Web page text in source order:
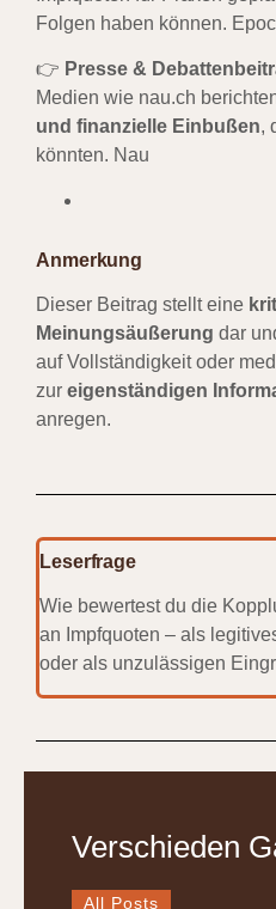
Folgen haben können.
👉 Presse &
Medien wie nau.ch
und finanzielle Einbußen,
könnten. Nau
Anmerkung
Dieser Beitrag stellt eine
Meinungsäußerung dar
auf Vollständigkeit oder
zur eigenständigen
anregen.
Leserfrage
Wie bewertest du die
an Impfquoten – als
oder als unzulässigen
Verschieden
All Posts